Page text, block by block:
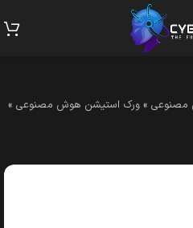
مصنوعی » ورک استیشن هوش مصنوعی »